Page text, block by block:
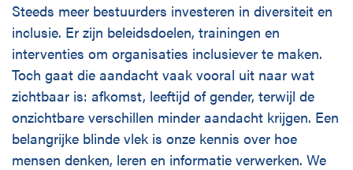
Steeds meer bestuurders investeren in diversiteit en
inclusie. Er zijn beleidsdoelen, trainingen en
interventies om organisaties inclusiever te maken.
Toch gaat die aandacht vaak vooral uit naar wat
zichtbaar is: afkomst, leeftijd of gender, terwijl de
onzichtbare verschillen minder aandacht krijgen. Een
belangrijke blinde vlek is onze kennis over hoe
mensen denken, leren en informatie verwerken. We